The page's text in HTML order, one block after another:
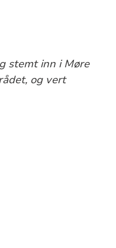
stemt inn i Møre
og vert